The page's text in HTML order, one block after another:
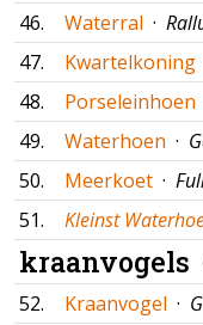
46. Waterral ·
47.
Kwartelkoning
48.
Porseleinhoen
49.
Waterhoen ·
50.
Meerkoet ·
51.
Kleinst
kraanvogels
52. Kraanvogel ·